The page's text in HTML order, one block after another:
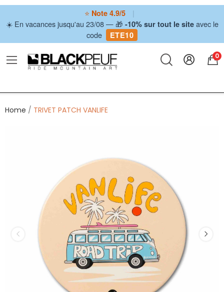
⭐ Note 4.9/5
|
☀️ En vacances jusqu'au 23/08 — 🎁 -10% sur tout le siteavec le
code
ETE10
0
Home TRIVET PATCH VANLIFE